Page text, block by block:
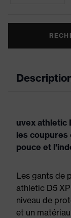
uvex athletic
les
pouce et
Les gants de
athletic D5
niveau de
et un